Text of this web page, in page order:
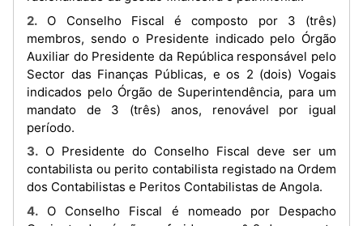
2. O Conselho Fiscal é composto por 3 (três)
membros, sendo o Presidente indicado pelo Órgão
Auxiliar do Presidente da República responsável pelo
Sector das Finanças Públicas, e os 2 (dois) Vogais
indicados pelo Órgão de Superintendência, para um
mandato de 3 (três) anos, renovável por igual
período.
3. O Presidente do Conselho Fiscal deve ser um
contabilista ou perito contabilista registado na Ordem
dos Contabilistas e Peritos Contabilistas de Angola.
4. O Conselho Fiscal é nomeado por Despacho